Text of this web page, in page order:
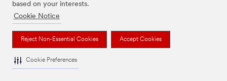
based on your interests.
Cookie Notice
Reject Non-Essential Cookies Accept Cookies
Cookie Preferences